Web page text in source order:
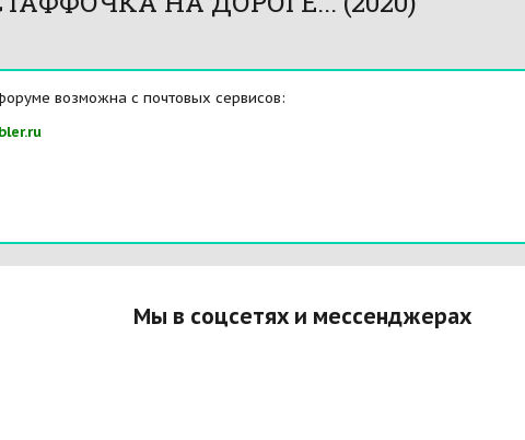
возможна с почтовых сервисов:
Мы в соцсетях и мессенджерах